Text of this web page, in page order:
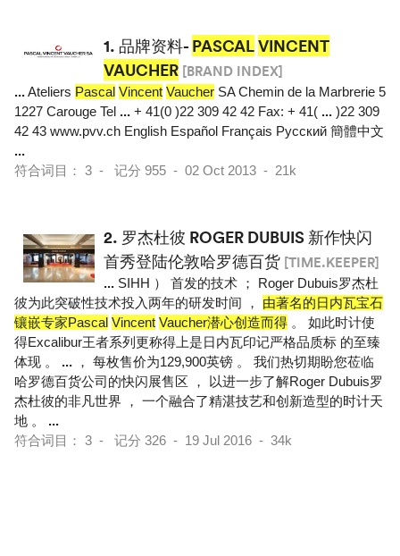
1. 品牌资料- PASCALVINCENT
VAUCHER [BRAND INDEX]
...Ateliers Pascal Vincent Vaucher SA Chemin de la Marbrerie 5
1227 Carouge Tel ... + 41(0 )22 309 42 42 Fax: + 41( ... )22 309
42 43 www.pvv.ch English Español Français Pусский 簡體中文
...
符合词目： 3 - 记分 955 - 02 Oct 2013 - 21k
2. 罗杰杜彼 ROGER DUBUIS 新作快闪
首秀登陆伦敦哈罗德百货 [TIME.KEEPER]
... SIHH ） 首发的技术 ； Roger Dubuis罗杰杜
彼为此突破性技术投入两年的研发时间 ， 由著名的日内瓦宝石
镶嵌专家Pascal Vincent Vaucher潜心创造而得 。 如此时计使
得Excalibur王者系列更称得上是日内瓦印记严格品质标 的至臻
体现 。 ... ， 每枚售价为129,900英镑 。 我们热切期盼您莅临
哈罗德百货公司的快闪展售区 ， 以进一步了解Roger Dubuis罗
杰杜彼的非凡世界 ， 一个融合了精湛技艺和创新造型的时计天
地 。 ...
符合词目： 3 - 记分 326 - 19 Jul 2016 - 34k